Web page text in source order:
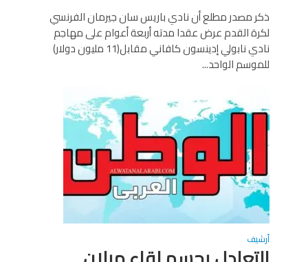
ذكر مصدر مطلع أن نادي باريس سان جيرمان الفرنسي
لكرة القدم عرض عقدا مدته أربعة أعوام على مهاجم
نادي نابولي إدينسون كافاني مقابل(11 مليون دولار)
للموسم الواحد...
أرشيف